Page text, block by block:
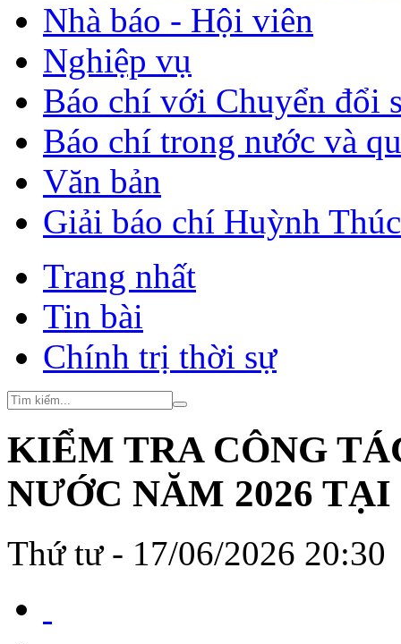
Nhà báo - Hội viên
Nghiệp vụ
Báo chí với Chuyển đổi
Báo chí trong nước và
Văn bản
Giải báo chí Huỳnh
Trang nhất
Tin bài
Chính trị thời sự
KIỂM TRA CÔNG
NƯỚC NĂM 2026
Thứ tư - 17/06/2026 20:30